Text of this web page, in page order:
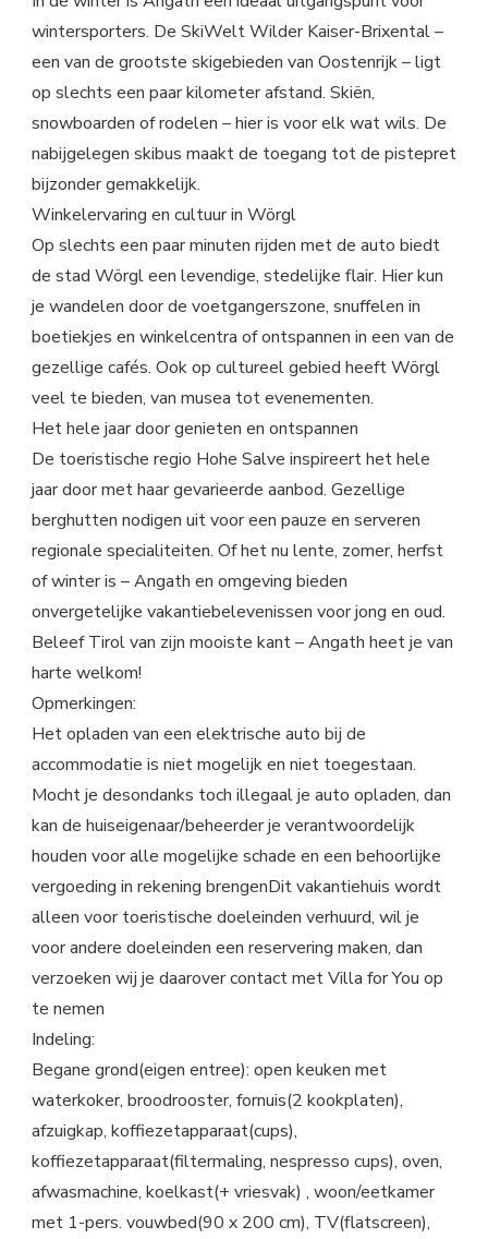
wintersporters. De SkiWelt Wilder Kaiser-Brixental –
een van de grootste skigebieden van Oostenrijk – ligt
op slechts een paar kilometer afstand. Skiën,
snowboarden of rodelen – hier is voor elk wat wils. De
nabijgelegen skibus maakt de toegang tot de pistepret
bijzonder gemakkelijk.
Winkelervaring en cultuur in Wörgl
Op slechts een paar minuten rijden met de auto biedt
de stad Wörgl een levendige, stedelijke flair. Hier kun
je wandelen door de voetgangerszone, snuffelen in
boetiekjes en winkelcentra of ontspannen in een van de
gezellige cafés. Ook op cultureel gebied heeft Wörgl
veel te bieden, van musea tot evenementen.
Het hele jaar door genieten en ontspannen
De toeristische regio Hohe Salve inspireert het hele
jaar door met haar gevarieerde aanbod. Gezellige
berghutten nodigen uit voor een pauze en serveren
regionale specialiteiten. Of het nu lente, zomer, herfst
of winter is – Angath en omgeving bieden
onvergetelijke vakantiebelevenissen voor jong en oud.
Beleef Tirol van zijn mooiste kant – Angath heet je van
harte welkom!
Opmerkingen:
Het opladen van een elektrische auto bij de
accommodatie is niet mogelijk en niet toegestaan.
Mocht je desondanks toch illegaal je auto opladen, dan
kan de huiseigenaar/beheerder je verantwoordelijk
houden voor alle mogelijke schade en een behoorlijke
vergoeding in rekening brengenDit vakantiehuis wordt
alleen voor toeristische doeleinden verhuurd, wil je
voor andere doeleinden een reservering maken, dan
verzoeken wij je daarover contact met Villa for You op
te nemen
Indeling:
Begane grond(eigen entree): open keuken met
waterkoker, broodrooster, fornuis(2 kookplaten),
afzuigkap, koffiezetapparaat(cups),
koffiezetapparaat(filtermaling, nespresso cups), oven,
afwasmachine, koelkast(+ vriesvak) , woon/eetkamer
met 1-pers. vouwbed(90 x 200 cm), TV(flatscreen),